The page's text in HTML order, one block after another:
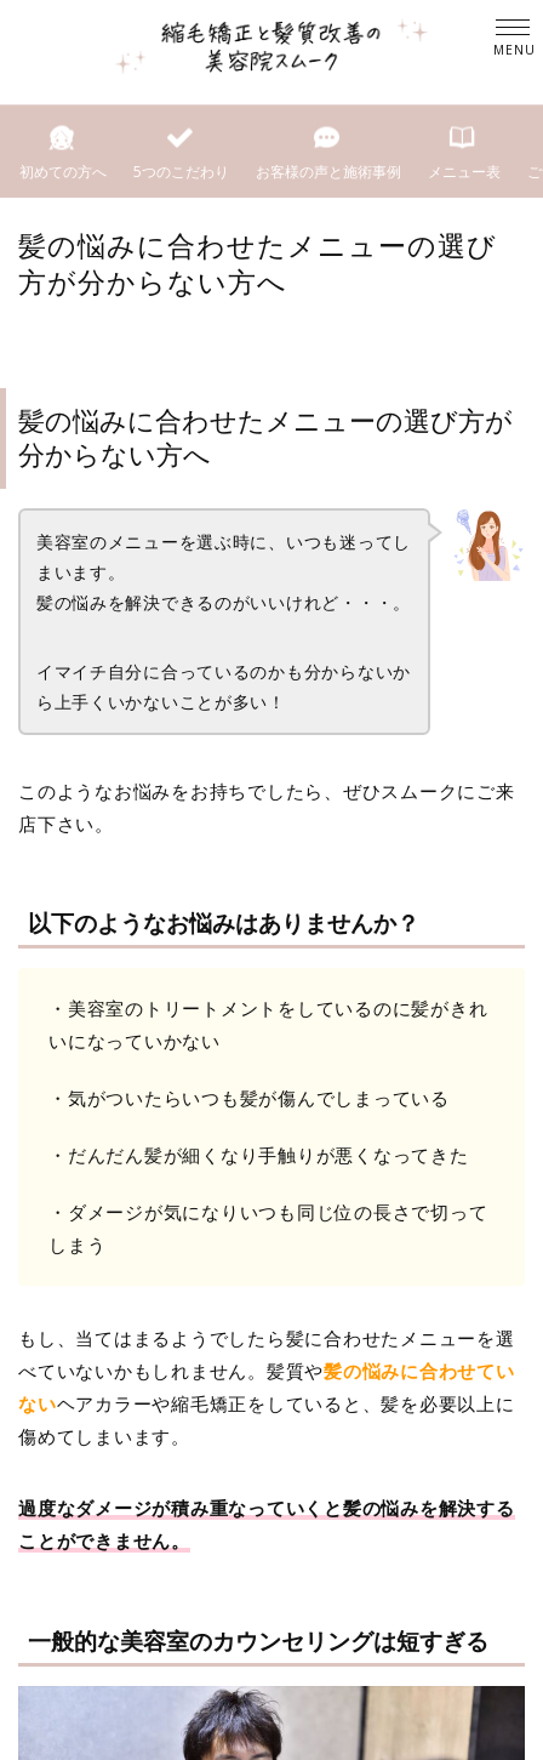
初めての方へ 5つのこだわり お客様の声と施術事例 メニュー表
髪の悩みに合わせたメニューの選び
方が分からない方へ
髪の悩みに合わせたメニューの選び方が
分からない方へ
美容室のメニューを選ぶ時に、いつも迷ってし
まいます。
髪の悩みを解決できるのがいいけれど・・・。
イマイチ自分に合っているのかも分からないか
ら上手くいかないことが多い！
このようなお悩みをお持ちでしたら、ぜひスムークにご来
店下さい。
以下のようなお悩みはありませんか？
・美容室のトリートメントをしているのに髪がきれ
いになっていかない
・気がついたらいつも髪が傷んでしまっている
・だんだん髪が細くなり手触りが悪くなってきた
・ダメージが気になりいつも同じ位の長さで切って
しまう
もし、当てはまるようでしたら髪に合わせたメニューを選
べていないかもしれません。髪質や髪の悩みに合わせてい
ないヘアカラーや縮毛矯正をしていると、髪を必要以上に
傷めてしまいます。
過度なダメージが積み重なっていくと髪の悩みを解決する
ことができません。
一般的な美容室のカウンセリングは短すぎる